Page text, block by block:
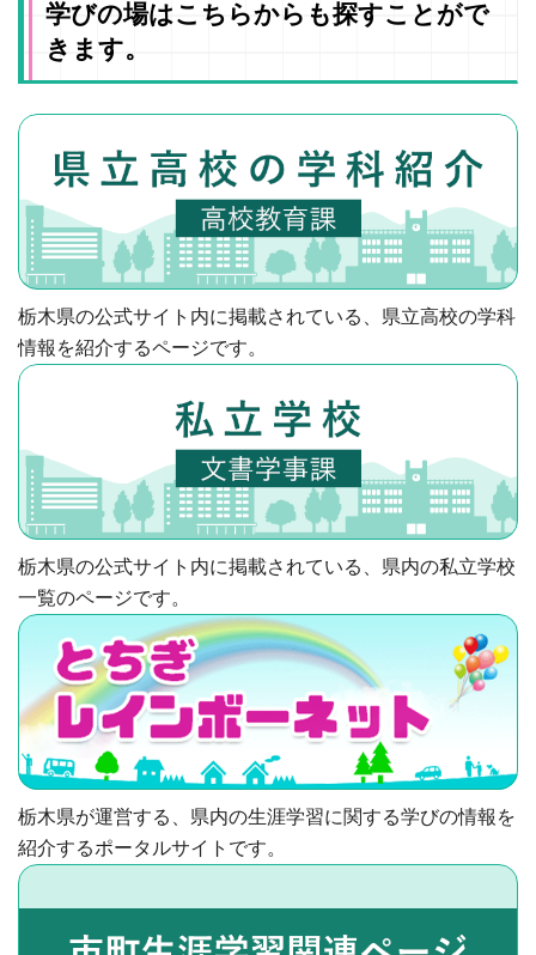
学びの場はこちらからも探すことがで
きます。
栃木県の公式サイト内に掲載されている、県立高校の学科
情報を紹介するページです。
栃木県の公式サイト内に掲載されている、県内の私立学校
一覧のページです。
栃木県が運営する、県内の生涯学習に関する学びの情報を
紹介するポータルサイトです。